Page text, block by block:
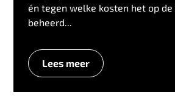
én tegen welke kosten het op
beheerd...
Lees meer